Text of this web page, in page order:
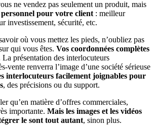
ne vendez pas seulement un produit, mais
pour votre client : meilleur
investissement, sécurité, etc.
où vous mettez les pieds, n’oubliez pas
qui vous êtes. Vos coordonnées complètes
La présentation des interlocuteurs
vente renverra l’image d’une société sérieuse
interlocuteurs facilement joignables pour
, des précisions ou du support.
qu’en matière d’offres commerciales,
importante. Mais les images et les vidéos
le sont tout autant, sinon plus.